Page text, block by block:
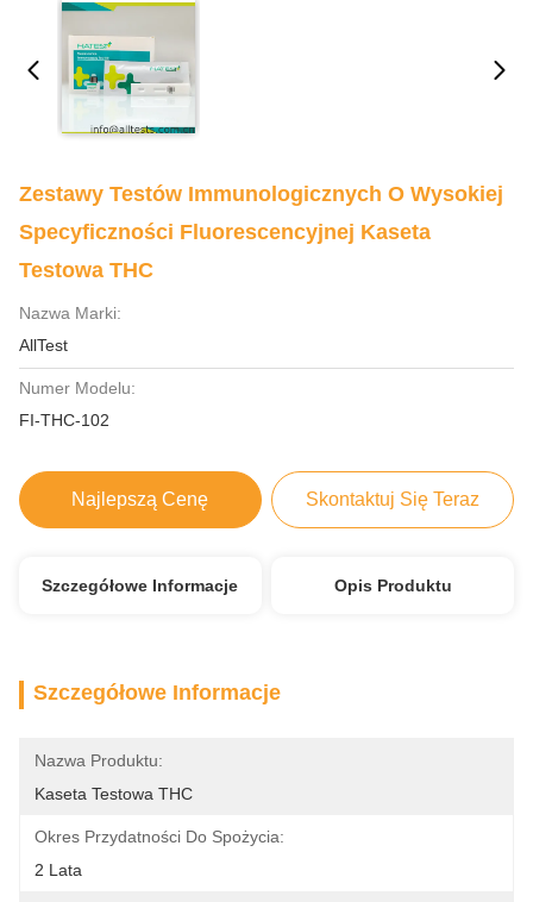
Zestawy Testów Immunologicznych O Wysokiej
Specyficzności Fluorescencyjnej Kaseta
Testowa THC
Nazwa Marki:
AllTest
Numer Modelu:
FI-THC-102
Najlepszą Cenę Skontaktuj Się Teraz
Szczegółowe Informacje Opis Produktu
Szczegółowe Informacje
Nazwa Produktu:
Kaseta Testowa THC
Okres Przydatności Do Spożycia:
2 Lata